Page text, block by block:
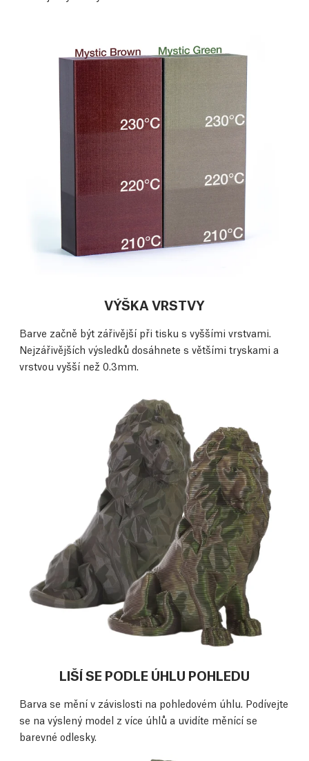
VÝŠKA VRSTVY
Barve začně být zářivější při tisku s vyššími vrstvami.
Nejzářivějších výsledků dosáhnete s většími tryskami a
vrstvou vyšší než 0.3mm.
LIŠÍ SE PODLE ÚHLU POHLEDU
Barva se mění v závislosti na pohledovém úhlu. Podívejte
se na výslený model z více úhlů a uvidíte měnící se
barevné odlesky.